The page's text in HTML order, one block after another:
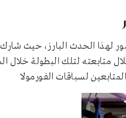
لهذا الحدث البارز، حيث شارك
متابعته لتلك البطولة خلال
لسباقات الفورمولا